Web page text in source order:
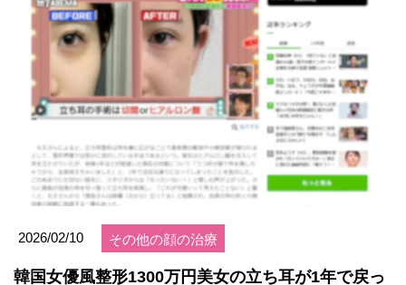
2026/02/10 その他の顔の治療
韓国女優風整形1300万円美女の立ち耳が1年で戻っ